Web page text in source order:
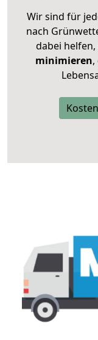
Wir sind für
nach
dabei helfen,
minimieren